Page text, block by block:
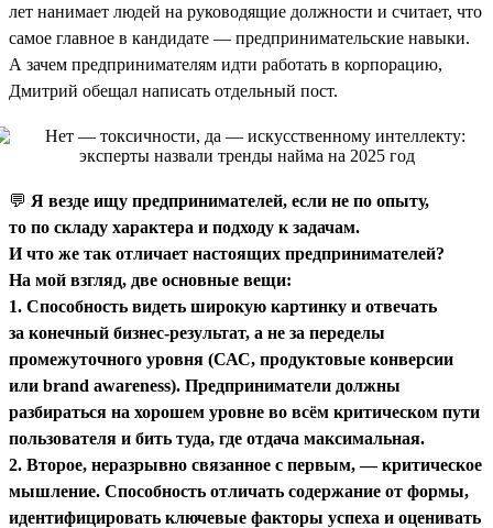
лет нанимает людей на руководящие должности и считает, что
самое главное в кандидате — предпринимательские навыки.
А зачем предпринимателям идти работать в корпорацию,
Дмитрий обещал написать отдельный пост.
💬 Я везде ищу предпринимателей, если не по опыту,
то по складу характера и подходу к задачам.
И что же так отличает настоящих предпринимателей?
На мой взгляд, две основные вещи:
1. Способность видеть широкую картинку и отвечать
за конечный бизнес-результат, а не за переделы
промежуточного уровня (САС, продуктовые конверсии
или brand awareness). Предприниматели должны
разбираться на хорошем уровне во всём критическом пути
пользователя и бить туда, где отдача максимальная.
2. Второе, неразрывно связанное с первым, — критическое
мышление. Способность отличать содержание от формы,
идентифицировать ключевые факторы успеха и оценивать